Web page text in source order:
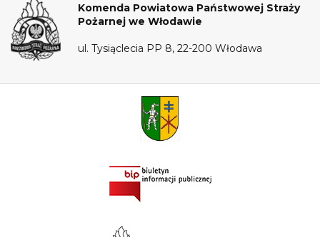
Komenda Powiatowa Państwowej Straży
Pożarnej we Włodawie
ul. Tysiąclecia PP 8, 22-200 Włodawa